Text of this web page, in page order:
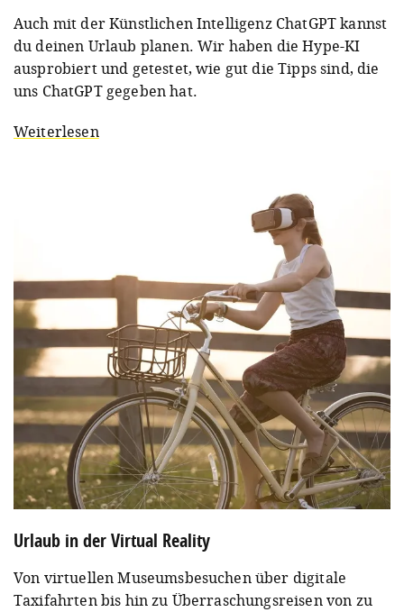
Auch mit der Künstlichen Intelligenz ChatGPT kannst
du deinen Urlaub planen. Wir haben die Hype-KI
ausprobiert und getestet, wie gut die Tipps sind, die
uns ChatGPT gegeben hat.
Weiterlesen
Urlaub in der Virtual Reality
Von virtuellen Museumsbesuchen über digitale
Taxifahrten bis hin zu Überraschungsreisen von zu